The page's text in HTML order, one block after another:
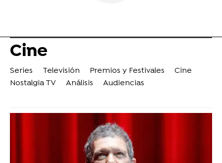
Cine
Series Televisión Premios y Festivales
Cine
Nostalgia TV
Análisis Audiencias